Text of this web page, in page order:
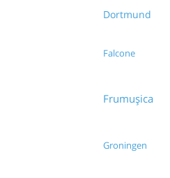
Dortmund
Falcone
Frumușica
Groningen